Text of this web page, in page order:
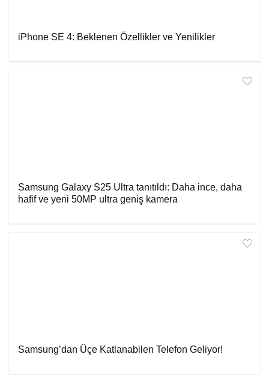
iPhone SE 4: Beklenen Özellikler ve Yenilikler
Samsung Galaxy S25 Ultra tanıtıldı: Daha ince, daha
hafif ve yeni 50MP ultra geniş kamera
Samsung’dan Üçe Katlanabilen Telefon Geliyor!